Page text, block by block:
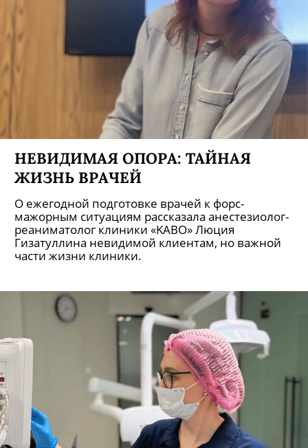
НЕВИДИМАЯ ОПОРА: ТАЙНАЯ
ЖИЗНЬ ВРАЧЕЙ
О ежегодной подготовке врачей к форс-
мажорным ситуациям рассказала анестезиолог-
реаниматолог клиники «KABO» Люция
Гизатуллина невидимой клиентам, но важной
части жизни клиники.